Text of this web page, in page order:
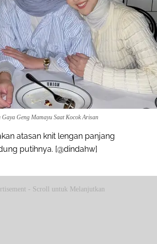
Gaya Geng Mamayu Saat Kocok Arisan
atasan knit lengan panjang
putihnya. [@dindahw]
- Scroll untuk Melanjutkan